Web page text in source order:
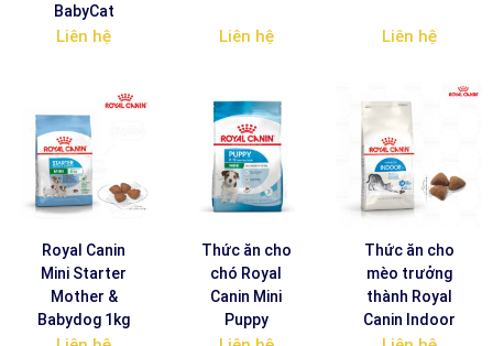
BabyCat
Liên hệ Liên hệ Liên hệ
Royal Canin
Mini Starter
Mother &
Babydog 1kg
Thức ăn cho
chó Royal
Canin Mini
Puppy
Thức ăn cho
mèo trưởng
thành Royal
Canin Indoor